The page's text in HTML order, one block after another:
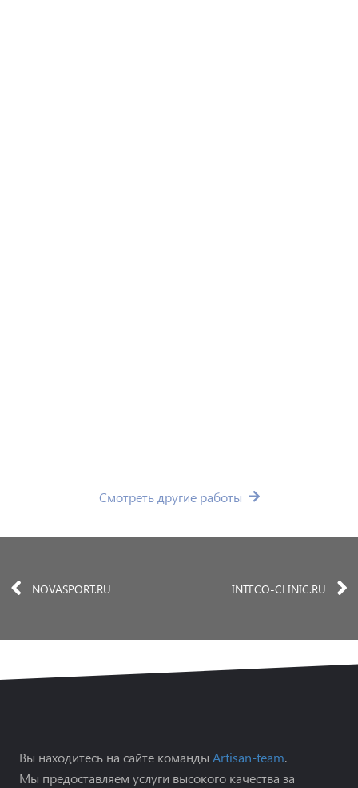
Смотреть другие работы
INTECO-CLINIC.RU
NOVASPORT.RU
Вы находитесь на сайте команды Artisan-team.
Мы предоставляем услуги высокого качества за